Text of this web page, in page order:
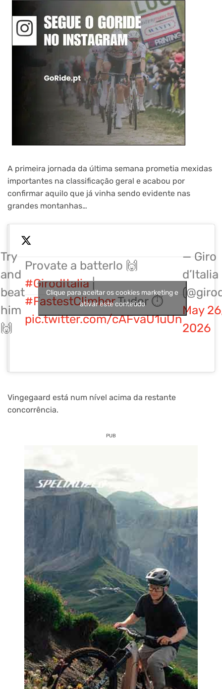
A primeira jornada da última semana prometia mexidas
importantes na classificação geral e acabou por
confirmar aquilo que já vinha sendo evidente nas
grandes montanhas…
Try
and
beat
him
🙌
Provate a batterlo 🙌
#GirodItalia|
#FastestClimberTudor ⏱️
pic.twitter.com/cAFvaU1uUn
— Giro
d’Italia
May
2026
Clique para aceitar os cookies marketing e
ativar este conteúdo
Vingegaard está num nível acima da restante
concorrência.
PUB